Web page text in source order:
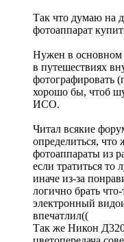
Так что думаю на
фотоаппарат
Нужен в основном
в путешествиях
фотографировать
хорошо бы, чтоб
ИСО.
Читал всякие
определиться, что
фотоаппараты из
если тратиться то
иначе из-за
логично брать
электронный
впечатлил((
Так же Никон